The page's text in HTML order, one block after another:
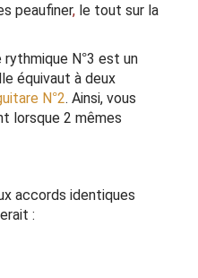
peaufiner, le tout sur la
N°3 est un
équivaut à deux
N°2. Ainsi, vous
lorsque 2 mêmes
accords identiques
: